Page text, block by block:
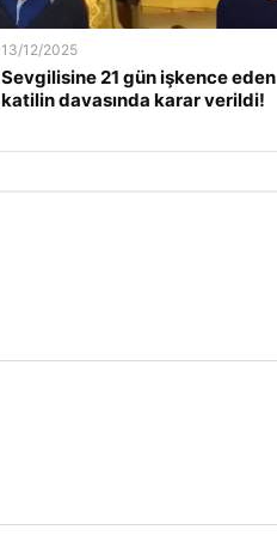
13/12/2025
Sevgilisine 21 gün işkence eden
katilin davasında karar verildi!